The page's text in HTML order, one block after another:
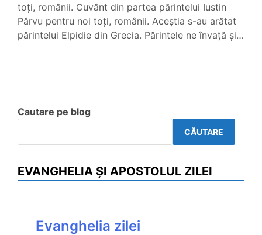
toți, românii. Cuvânt din partea părintelui Iustin
Pârvu pentru noi toți, românii. Aceștia s-au arătat
părintelui Elpidie din Grecia. Părintele ne învață și…
Cautare pe blog
CĂUTARE
EVANGHELIA ȘI APOSTOLUL ZILEI
Evanghelia zilei